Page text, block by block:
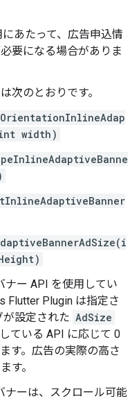
あたって、広告申込情
要になる場合がありま
次のとおりです。
width)
ナー API を使用してい
Flutter Plugin は指定さ
設定された AdSize
ている API に応じて 0
す。広告の実際の高さ
す。
ナーは、スクロール可能